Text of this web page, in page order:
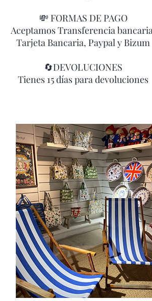
💸 FORMAS DE PAGO
Aceptamos Transferencia
Tarjeta Bancaria, Paypal y Bizum
🔄DEVOLUCIONES
Tienes 15 días para devoluciones